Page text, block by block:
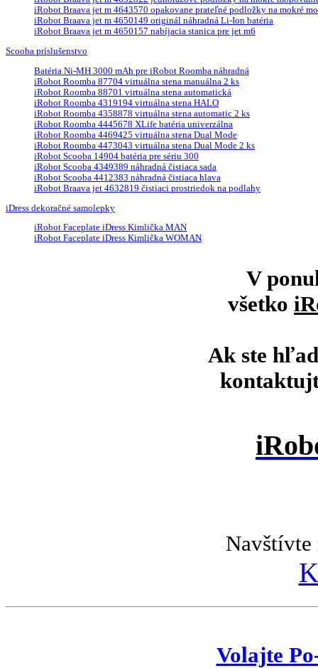
iRobot Braava jet m 4643570 opakovane prateľné podložky na mokré
iRobot Braava jet m 4650149 originál náhradná Li-Ion batéria
iRobot Braava jet m 4650157 nabíjacia stanica pre jet m6
Scooba príslušenstvo
Batéria Ni-MH 3000 mAh pre iRobot Roomba náhradná
iRobot Roomba 87704 virtuálna stena manuálna 2 ks
iRobot Roomba 88701 virtuálna stena automatická
iRobot Roomba 4319194 virtuálna stena HALO
iRobot Roomba 4358878 virtuálna stena automatic 2 ks
iRobot Roomba 4445678 XLife batéria univerzálna
iRobot Roomba 4469425 virtuálna stena Dual Mode
iRobot Roomba 4473043 virtuálna stena Dual Mode 2 ks
iRobot Scooba 14904 batéria pre sériu 300
iRobot Scooba 4349389 náhradná čistiaca sada
iRobot Scooba 4412383 náhradná čistiaca hlava
iRobot Braava jet 4632819 čistiaci prostriedok na podlahy
iDress dekoračné samolepky
iRobot Faceplate iDress Kimlička MAN
iRobot Faceplate iDress Kimlička WOMAN
V
všetko
Ak ste
Navštívte
Volajte